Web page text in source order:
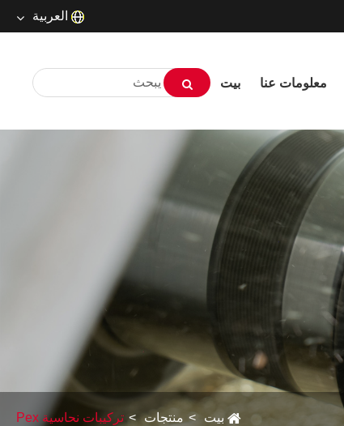
العربية
русский بيت معلومات عنا
بيت منتجات تركيبات نحاسية Pex